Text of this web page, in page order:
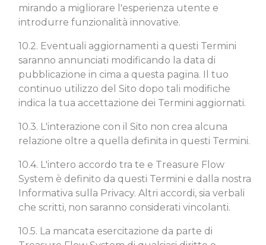
mirando a migliorare l'esperienza utente e
introdurre funzionalità innovative.
10.2. Eventuali aggiornamenti a questi Termini
saranno annunciati modificando la data di
pubblicazione in cima a questa pagina. Il tuo
continuo utilizzo del Sito dopo tali modifiche
indica la tua accettazione dei Termini aggiornati.
10.3. L'interazione con il Sito non crea alcuna
relazione oltre a quella definita in questi Termini.
10.4. L'intero accordo tra te e Treasure Flow
System è definito da questi Termini e dalla nostra
Informativa sulla Privacy. Altri accordi, sia verbali
che scritti, non saranno considerati vincolanti.
10.5. La mancata esercitazione da parte di